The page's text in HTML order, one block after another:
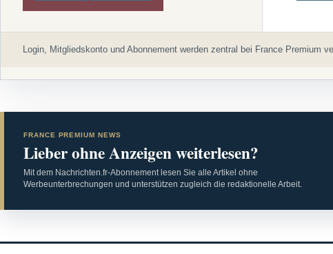
Login, Mitgliedskonto und Abonnement werden zentral bei France Premium
FRANCE PREMIUM NEWS
Lieber ohne Anzeigen weiterlesen?
Mit dem Nachrichten.fr-Abonnement lesen Sie alle Artikel ohne
Werbeunterbrechungen und unterstützen zugleich die redaktionelle Arbeit.